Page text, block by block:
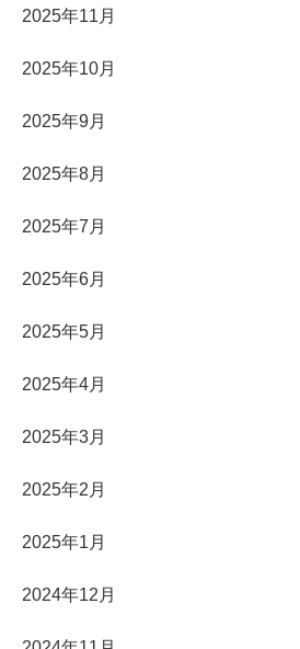
2025年11月
2025年10月
2025年9月
2025年8月
2025年7月
2025年6月
2025年5月
2025年4月
2025年3月
2025年2月
2025年1月
2024年12月